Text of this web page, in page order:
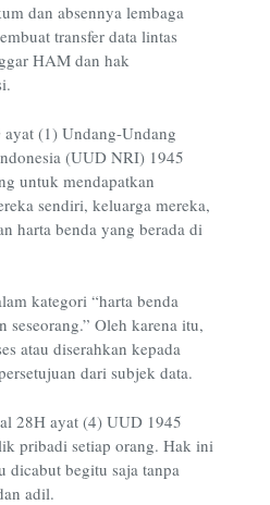
dan absennya lembaga
transfer data lintas
HAM dan hak
(1) Undang-Undang
(UUD NRI) 1945
untuk mendapatkan
sendiri, keluarga mereka,
harta benda yang berada di
kategori “harta benda
seseorang.” Oleh karena itu,
atau diserahkan kepada
dari subjek data.
28H ayat (4) UUD 1945
pribadi setiap orang. Hak ini
dicabut begitu saja tanpa
adil.